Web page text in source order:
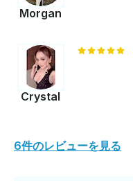
Morgan
Crystal
6件のレビューを見る